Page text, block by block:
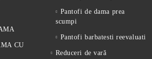
CU
Pantofi de dama prea
scumpi
Pantofi barbatesti reevaluati
Reduceri de vară